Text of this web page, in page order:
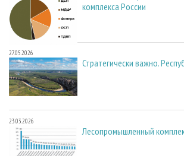
комплекса России
27.05.2026
Стратегически важно.
23.03.2026
Лесопромышленный